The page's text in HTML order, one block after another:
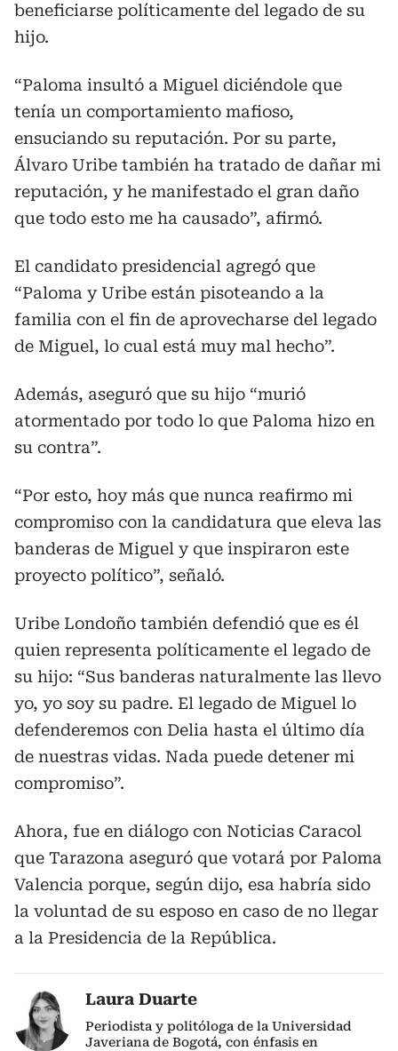
beneficiarse políticamente del legado de su
hijo.
“Paloma insultó a Miguel diciéndole que
tenía un comportamiento mafioso,
ensuciando su reputación. Por su parte,
Álvaro Uribe también ha tratado de dañar mi
reputación, y he manifestado el gran daño
que todo esto me ha causado”, afirmó.
El candidato presidencial agregó que
“Paloma y Uribe están pisoteando a la
familia con el fin de aprovecharse del legado
de Miguel, lo cual está muy mal hecho”.
Además, aseguró que su hijo “murió
atormentado por todo lo que Paloma hizo en
su contra”.
“Por esto, hoy más que nunca reafirmo mi
compromiso con la candidatura que eleva las
banderas de Miguel y que inspiraron este
proyecto político”, señaló.
Uribe Londoño también defendió que es él
quien representa políticamente el legado de
su hijo: “Sus banderas naturalmente las llevo
yo, yo soy su padre. El legado de Miguel lo
defenderemos con Delia hasta el último día
de nuestras vidas. Nada puede detener mi
compromiso”.
Ahora, fue en diálogo con Noticias Caracol
que Tarazona aseguró que votará por Paloma
Valencia porque, según dijo, esa habría sido
la voluntad de su esposo en caso de no llegar
a la Presidencia de la República.
Laura Duarte
Periodista y politóloga de la Universidad
Javeriana de Bogotá, con énfasis en